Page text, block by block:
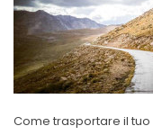
Come trasportare il